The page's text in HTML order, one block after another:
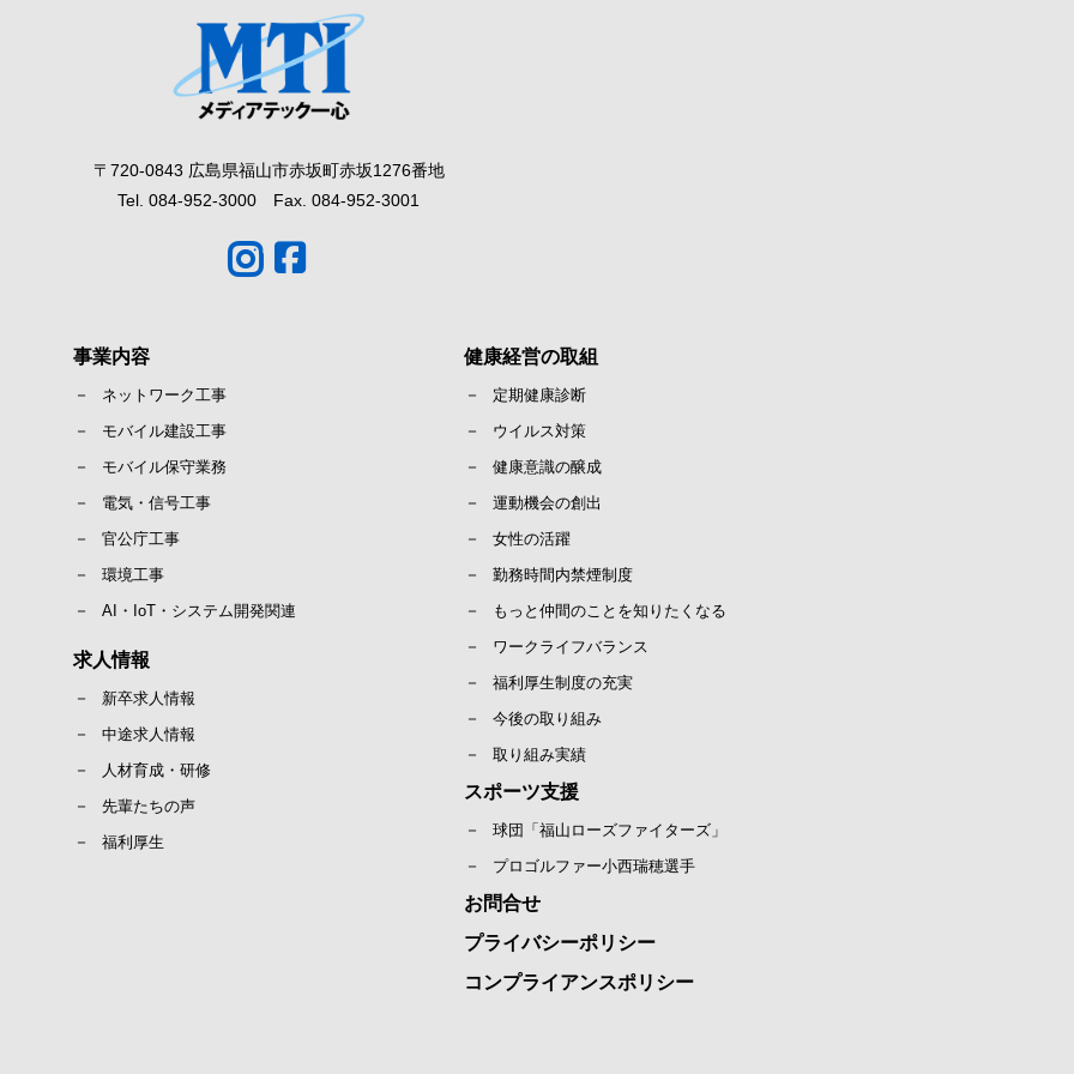
〒720-0843 広島県福山市赤坂町赤坂1276番地
Tel. 084-952-3000 Fax. 084-952-3001
事業内容
ネットワーク工事
モバイル建設工事
モバイル保守業務
電気・信号工事
官公庁工事
環境工事
AI・IoT・システム開発関連
求人情報
新卒求人情報
中途求人情報
人材育成・研修
先輩たちの声
福利厚生
健康経営の取組
定期健康診断
ウイルス対策
健康意識の醸成
運動機会の創出
女性の活躍
勤務時間内禁煙制度
もっと仲間のことを知りたくなる
ワークライフバランス
福利厚生制度の充実
今後の取り組み
取り組み実績
スポーツ支援
球団「福山ローズファイターズ」
プロゴルファー小西瑞穂選手
お問合せ
プライバシーポリシー
コンプライアンスポリシー